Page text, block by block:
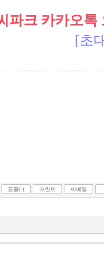
파크 카카오톡
[초
글꼴(-) 프린트 이메일